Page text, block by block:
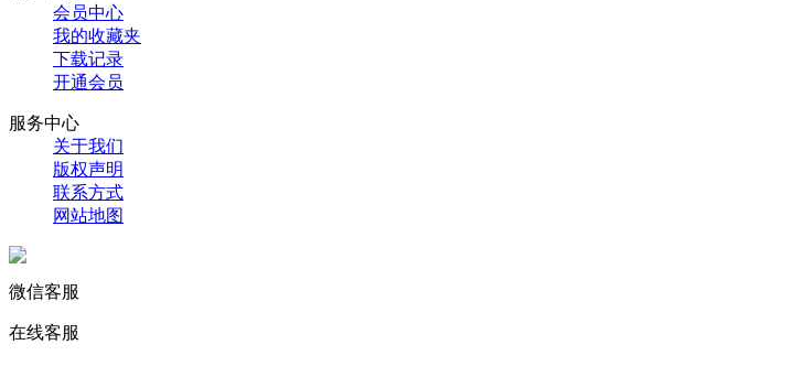
会员中心
我的收藏夹
下载记录
开通会员
服务中心
关于我们
版权声明
联系方式
网站地图
微信客服
在线客服